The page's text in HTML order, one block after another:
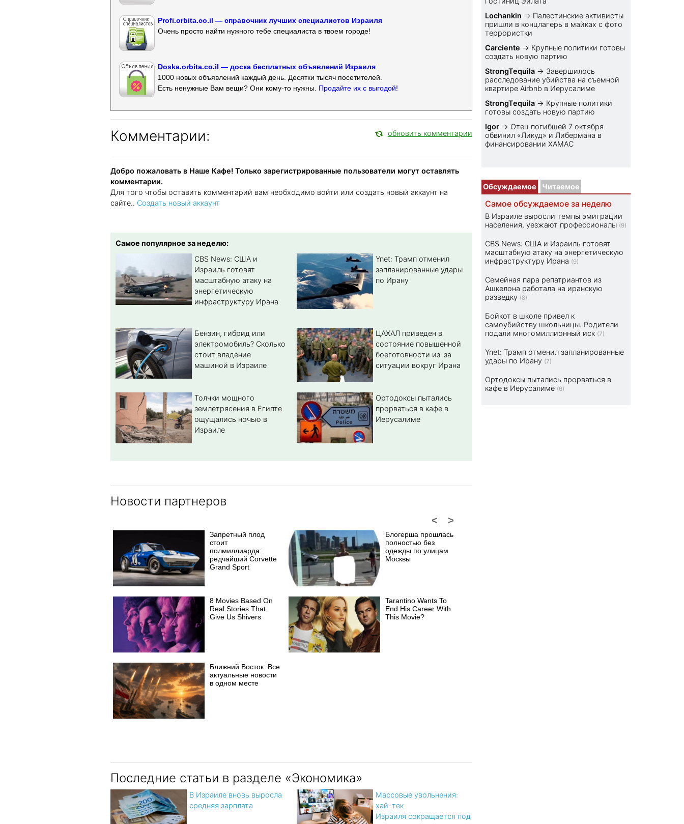
Profi.orbita.co.il — справочник лучших специалистов Израиля
Очень просто найти нужного тебе специалиста в твоем городе!
Doska.orbita.co.il — доска бесплатных объявлений Израиля
1000 новых объявлений каждый день. Десятки тысяч посетителей.
Есть ненужные Вам вещи? Они кому-то нужны. Продайте их с выгодой!
Комментарии: обновить комментарии
Добро пожаловать в Наше Кафе! Только зарегистрированные пользователи могут оставлять
комментарии.
Для того чтобы оставить комментарий вам необходимо войти или создать новый аккаунт на
сайте.. Создать новый аккаунт
Самое популярное за неделю:
CBS News: США и
Израиль готовят
масштабную атаку на
энергетическую
инфраструктуру Ирана
Ynet: Трамп отменил
запланированные удары
по Ирану
Бензин, гибрид или
электромобиль? Cколько
стоит владение
машиной в Израиле
ЦАХАЛ приведен в
состояние повышенной
боеготовности из-за
ситуации вокруг Ирана
Толчки мощного
землетрясения в Египте
ощущались ночью в
Израиле
Ортодоксы пытались
прорваться в кафе в
Иерусалиме
Новости партнеров
>
<
Запретный плод
стоит
полмиллиарда:
редчайший Corvette
Grand Sport
Блогерша прошлась
полностью без
одежды по улицам
Москвы
8 Movies Based On
Real Stories That
Give Us Shivers
Tarantino Wants To
End His Career With
This Movie?
Ближний Восток: Все
актуальные новости
в одном месте
Последние статьи в разделе «Экономика»
В Израиле вновь выросла
средняя зарплата
Массовые увольнения:
хай-тек
Израиля сокращается под
Lochankin → Палестинские активисты
пришли в концлагерь в майках с фото
террористки
Carciente → Крупные политики готовы
создать новую партию
StrongTequila → Завершилось
расследование убийства на съемной
квартире Airbnb в Иерусалиме
StrongTequila → Крупные политики
готовы создать новую партию
Igor → Отец погибшей 7 октября
обвинил «Ликуд» и Либермана в
финансировании ХАМАС
Обсуждаемое Читаемое
Самое обсуждаемое за неделю
В Израиле выросли темпы эмиграции
населения, уезжают профессионалы (9)
CBS News: США и Израиль готовят
масштабную атаку на энергетическую
инфраструктуру Ирана (9)
Семейная пара репатриантов из
Ашкелона работала на иранскую
разведку (8)
Бойкот в школе привел к
самоубийству школьницы. Родители
подали многомиллионный иск (7)
Ynet: Трамп отменил запланированные
удары по Ирану (7)
Ортодоксы пытались прорваться в
кафе в Иерусалиме (6)